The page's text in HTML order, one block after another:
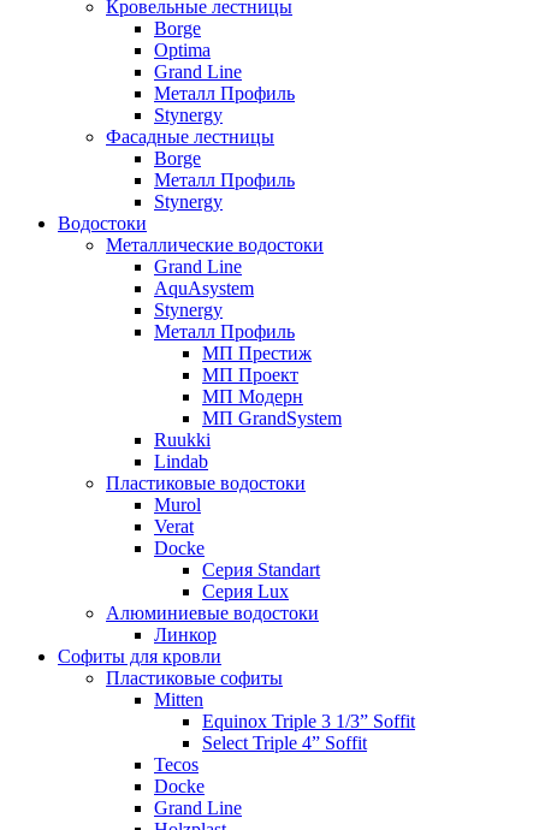
Кровельные лестницы
Borge
Optima
Grand Line
Металл Профиль
Stynergy
Фасадные лестницы
Borge
Металл Профиль
Stynergy
Водостоки
Металлические водостоки
Grand Line
AquAsystem
Stynergy
Металл Профиль
МП Престиж
МП Проект
МП Модерн
МП GrandSystem
Ruukki
Lindab
Пластиковые водостоки
Murol
Verat
Docke
Серия Standart
Серия Lux
Алюминиевые водостоки
Линкор
Софиты для кровли
Пластиковые софиты
Mitten
Equinox Triple 3 1/3” Soffit
Select Triple 4” Soffit
Tecos
Docke
Grand Line